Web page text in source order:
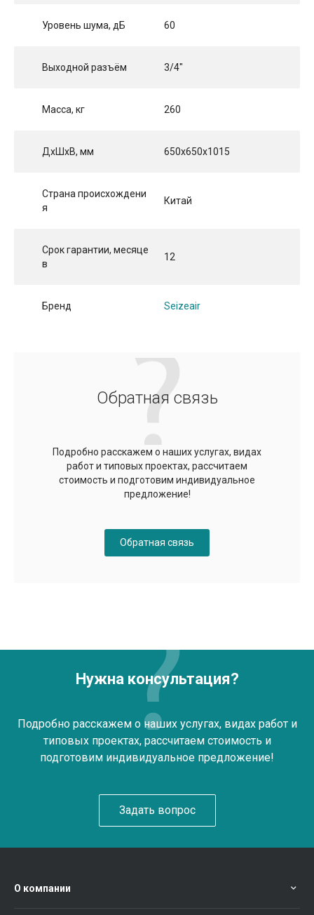
Уровень шума, дБ 60
Выходной разъём 3/4"
Масса, кг 260
ДхШхВ, мм 650x650x1015
Страна происхождени
я
Китай
Срок гарантии, месяце
в
12
Бренд Seizeair
Обратная связь
Подробно расскажем о наших услугах, видах
работ и типовых проектах, рассчитаем
стоимость и подготовим индивидуальное
предложение!
Обратная связь
Нужна консультация?
Подробно расскажем о наших услугах, видах работ и
типовых проектах, рассчитаем стоимость и
подготовим индивидуальное предложение!
Задать вопрос
О компании